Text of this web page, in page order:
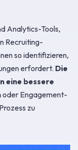
Analytics-Tools,
Recruiting-
so identifizieren,
erfordert. Die
eine bessere
oder Engagement-
zu